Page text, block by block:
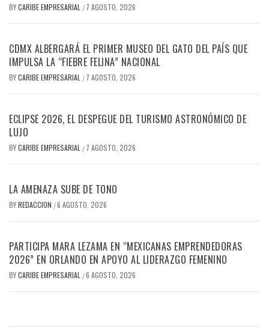
BYCARIBE EMPRESARIAL / 7 AGOSTO, 2026
CDMX ALBERGARÁ EL PRIMER MUSEO DEL GATO DEL PAÍS QUE
IMPULSA LA “FIEBRE FELINA” NACIONAL
BYCARIBE EMPRESARIAL / 7 AGOSTO, 2026
ECLIPSE 2026, EL DESPEGUE DEL TURISMO ASTRONÓMICO DE
LUJO
BYCARIBE EMPRESARIAL / 7 AGOSTO, 2026
LA AMENAZA SUBE DE TONO
BYREDACCION /6 AGOSTO, 2026
PARTICIPA MARA LEZAMA EN “MEXICANAS EMPRENDEDORAS
2026” EN ORLANDO EN APOYO AL LIDERAZGO FEMENINO
BYCARIBE EMPRESARIAL /6 AGOSTO, 2026